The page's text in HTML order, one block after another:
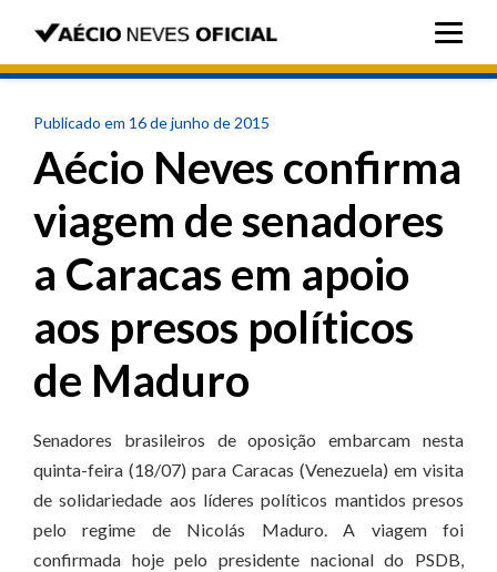
Publicado em 16 de junho de 2015
Aécio Neves confirma
viagem de senadores
a Caracas em apoio
aos presos políticos
de Maduro
Senadores brasileiros de oposição embarcam nesta
quinta-feira (18/07) para Caracas (Venezuela) em visita
de solidariedade aos líderes políticos mantidos presos
pelo regime de Nicolás Maduro. A viagem foi
confirmada hoje pelo presidente nacional do PSDB,